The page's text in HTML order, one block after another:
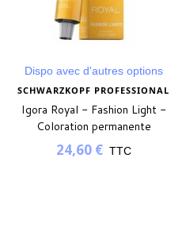
Dispo avec d'autres options
SCHWARZKOPF PROFESSIONAL
Igora Royal - Fashion Light -
Coloration permanente
24,60 € TTC